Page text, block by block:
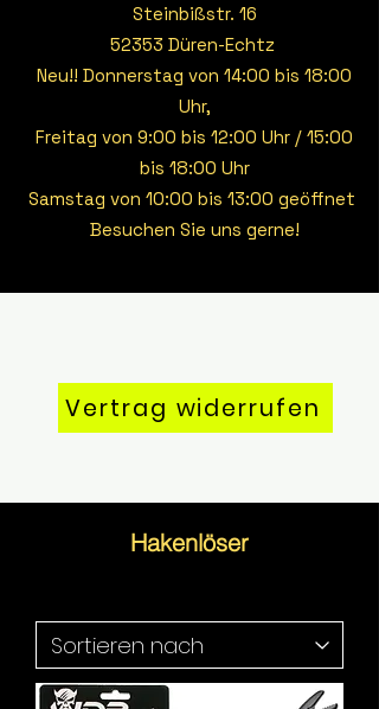
Steinbißstr. 16
52353 Düren-Echtz
Neu!! Donnerstag von 14:00 bis 18:00
Uhr,
Freitag von 9:00 bis 12:00 Uhr / 15:00
bis 18:00 Uhr
Samstag von 10:00 bis 13:00 geöffnet
Besuchen Sie uns gerne!
Vertrag widerrufen
Hakenlöser